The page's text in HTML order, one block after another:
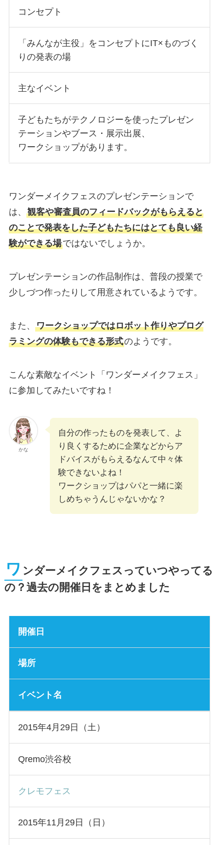
コンセプト
「みんなが主役」をコンセプトにIT×ものづく
りの発表の場
主なイベント
子どもたちがテクノロジーを使ったプレゼン
テーションやブース・展示出展、
ワークショップがあります。
ワンダーメイクフェスのプレゼンテーションで
は、 観客や審査員のフィードバックがもらえると
のことで発表をした子どもたちにはとても良い経
験ができる場ではないでしょうか。
プレゼンテーションの作品制作は、普段の授業で
少しづつ作ったりして用意されているようです。
また、 ワークショップではロボット作りやプログ
ラミングの体験もできる形式のようです。
こんな素敵なイベント「ワンダーメイクフェス」
に参加してみたいですね！
かな
自分の作ったものを発表して、よ
り良くするために企業などからア
ドバイスがもらえるなんて中々体
験できないよね！
ワークショップはパパと一緒に楽
しめちゃうんじゃないかな？
ワ ンダーメイクフェスっていつやってる
の？過去の開催日をまとめました
開催日
場所
イベント名
2015年4月29日（土）
Qremo渋谷校
クレモフェス
2015年11月29日（日）